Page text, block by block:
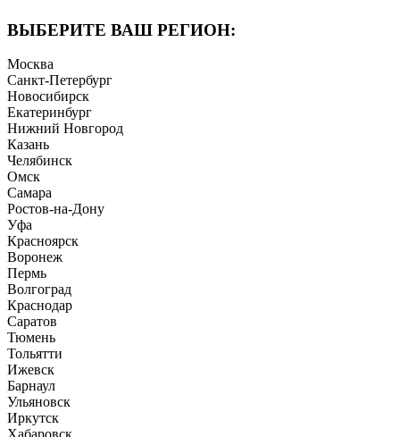
ВЫБЕРИТЕ ВАШ РЕГИОН:
Москва
Санкт-Петербург
Новосибирск
Екатеринбург
Нижний Новгород
Казань
Челябинск
Омск
Самара
Ростов-на-Дону
Уфа
Красноярск
Воронеж
Пермь
Волгоград
Краснодар
Саратов
Тюмень
Тольятти
Ижевск
Барнаул
Ульяновск
Иркутск